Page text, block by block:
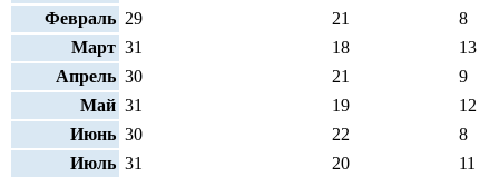
Февраль 29 21
8
Март 31 18
13
Апрель 30 21
9
Май 31 19
12
Июнь 30 22
8
Июль 31 20
11